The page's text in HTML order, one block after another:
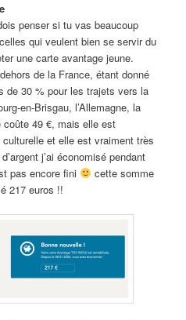
penser si tu vas beaucoup
qui veulent bien se servir du
une carte avantage jeune.
de la France, étant donné
de 30 % pour les trajets vers la
en-Brisgau, l’Allemagne, la
coûte 49 €, mais elle est
et elle est vraiment très
j’ai économisé pendant
pas encore fini
cette somme
217 euros !!